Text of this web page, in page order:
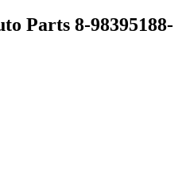
Parts 8-98395188-